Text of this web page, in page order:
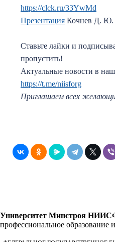
https://clck.ru/33YwMd
Презентация Кочнев Д. Ю.
Ставьте лайки и
пропустить!
Актуальные новости в
https://t.me/niisforg
Приглашаем всех
Университет Минстроя
профессиональное образование